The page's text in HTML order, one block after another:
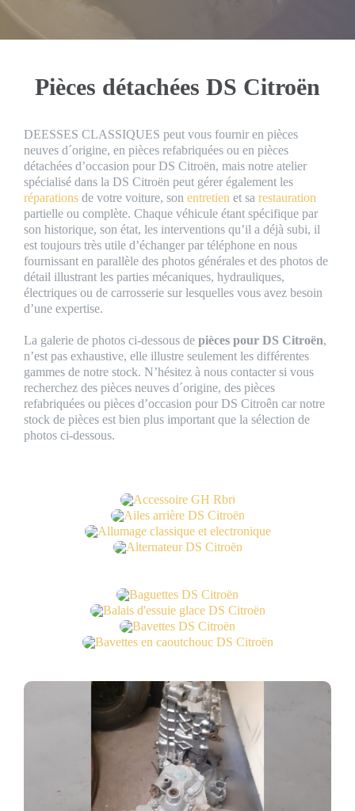
Pièces détachées DS Citroën
DEESSES CLASSIQUES peut vous fournir en pièces
neuves d´origine, en pièces refabriquées ou en pièces
détachées d’occasion pour DS Citroën, mais notre atelier
spécialisé dans la DS Citroën peut gérer également les
réparationsde votre voiture, son entretien et sa restauration
partielle ou complète. Chaque véhicule étant spécifique par
son historique, son état, les interventions qu’il a déjà subi, il
est toujours très utile d’échanger par téléphone en nous
fournissant en parallèle des photos générales et des photos de
détail illustrant les parties mécaniques, hydrauliques,
électriques ou de carrosserie sur lesquelles vous avez besoin
d’une expertise.
La galerie de photos ci-dessous de pièces pour DS Citroën,
n’est pas exhaustive, elle illustre seulement les différentes
gammes de notre stock. N’hésitez à nous contacter si vous
recherchez des pièces neuves d´origine, des pièces
refabriquées ou pièces d’occasion pour DS Citroên car notre
stock de pièces est bien plus important que la sélection de
photos ci-dessous.